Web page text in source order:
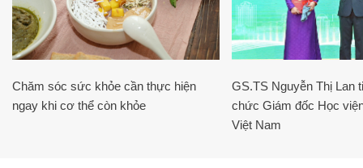
Chăm sóc sức khỏe cần thực hiện
ngay khi cơ thể còn khỏe
GS.TS Nguyễn Thị Lan
chức Giám đốc Học
Việt Nam